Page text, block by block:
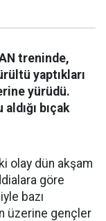
treninde,
yaptıkları
yürüdü.
bıçak
olay dün akşam
göre
bazı
üzerine gençler